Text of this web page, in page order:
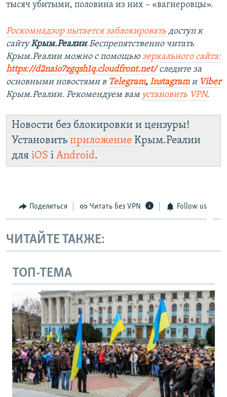
тысяч убитыми, половина из них – «вагнеровцы».
Роскомнадзор пытается заблокировать доступ к
сайтуКрым.Реалии.Беспрепятственно читать
Крым.Реалии можно с помощью зеркального сайта:
https://d2naio7zgqsh1q.cloudfront.net/ следите за
основными новостями в Telegram, Instagramи Viber
Крым.Реалии. Рекомендуем вам установить VPN.
Новости без блокировки и цензуры!
Установить приложение Крым.Реалии
для iOS і Android.
Поделиться Читать без VPN Follow us
ЧИТАЙТЕ ТАКЖЕ:
ТОП-ТЕМА